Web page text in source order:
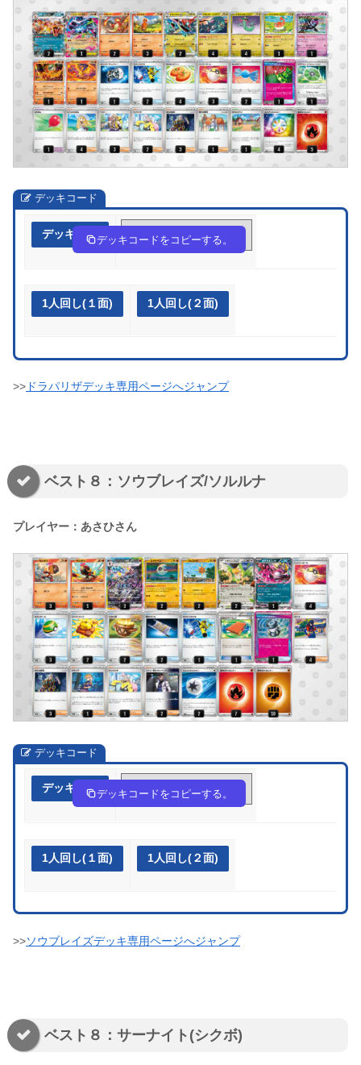
デッキコード
デッキ作成 8DxGxc-yyXZRt-cYaG8Y
デッキコードをコピーする。
1人回し(１面) 1人回し(２面)
>> ドラパリザデッキ専用ページへジャンプ
ベスト８：ソウブレイズ/ソルルナ
プレイヤー：あさひさん
デッキコード
デッキ作成 MXppSy-OXRDp9-ySXypM
デッキコードをコピーする。
1人回し(１面) 1人回し(２面)
>>ソウブレイズデッキ専用ページへジャンプ
ベスト８：サーナイト(シクボ)